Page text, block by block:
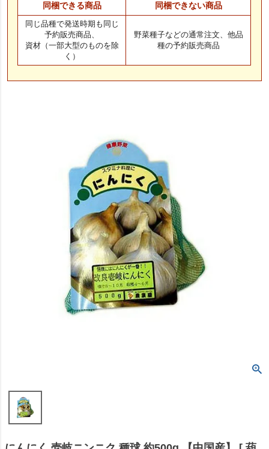
同梱できる商品 同梱できない商品
同じ品種で発送時期も同じ
予約販売商品、
資材（一部大型のものを除
く）
野菜種子などの通常注文、他品
種の予約販売商品